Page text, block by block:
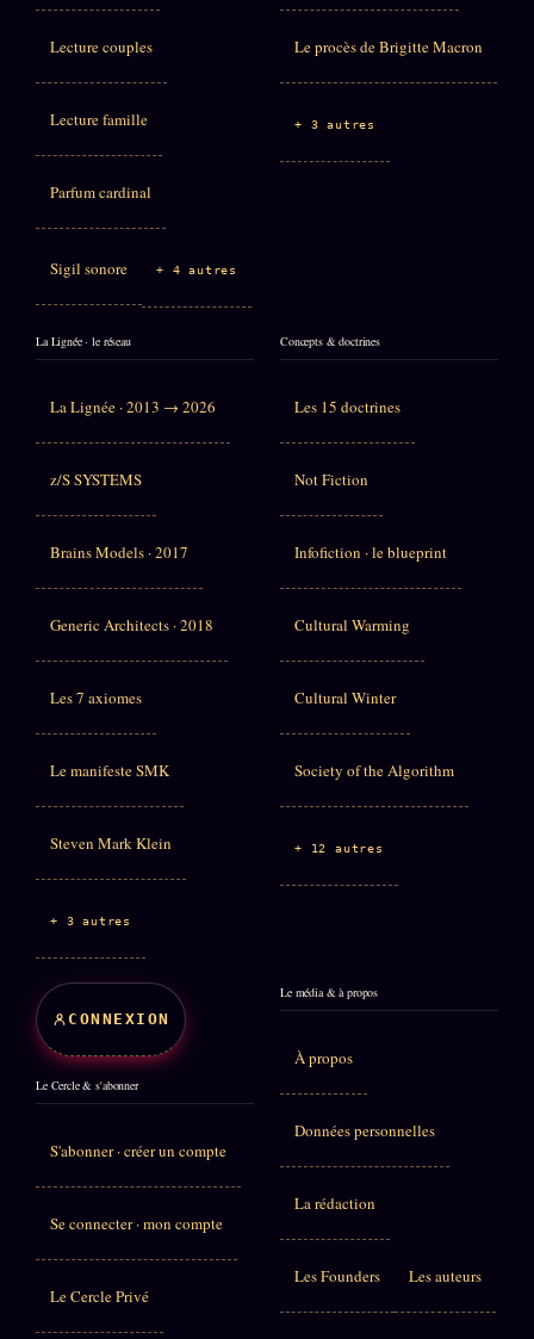
Lecture couples
Lecture famille
Parfum cardinal
Sigil sonore + 4 autres
Le procès de Brigitte Macron
+ 3 autres
La Lignée · le réseau
La Lignée · 2013 → 2026
z/S SYSTEMS
Brains Models · 2017
Generic Architects · 2018
Les 7 axiomes
Le manifeste SMK
Steven Mark Klein
+ 3 autres
Concepts & doctrines
Les 15 doctrines
Not Fiction
Infofiction · le blueprint
Cultural Warming
Cultural Winter
Society of the Algorithm
+ 12 autres
CONNEXION
Le Cercle & s'abonner
S'abonner · créer un compte
Se connecter · mon compte
Le Cercle Privé
Le média & à propos
À propos
Données personnelles
La rédaction
Les Founders Les auteurs